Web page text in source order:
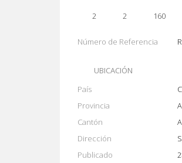
2 2 160
Número de Referencia
UBICACIÓN
País
Provincia
Cantón
Dirección
Publicado